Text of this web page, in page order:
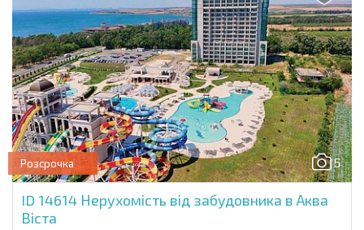
5
Розсрочка
ID 14614 Нерухомість від забудовника в Аква
Віста